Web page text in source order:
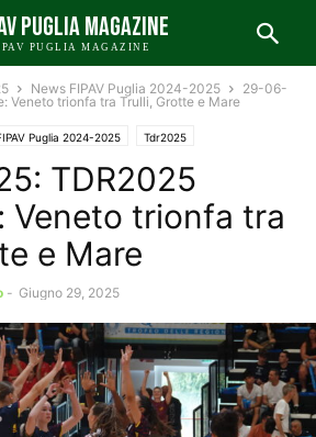
PUGLIA MAGAZINE
PUGLIA MAGAZINE
News FIPAV Puglia 2024-2025
29-06-
Veneto trionfa tra Trulli, Grotte e Mare
Puglia 2024-2025 Tdr2025
TDR2025
Veneto trionfa tra
e Mare
- Giugno 29, 2025